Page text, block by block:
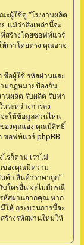
ผู้ใช้ดู “โรงงานผลิต
แม้ว่าสิ่งเหล่านี้จะ
สร้างโดยซอฟท์แวร์
เราโดยตรง คุณอาจ
อผู้ใช้ รหัสผ่านและ
มกฎหมายป้องกัน
านผลิต รับผลิต รับทำ
ระหว่างการลง
ะให้ข้อมูลส่วนไหน
องคุณเอง คุณมีสิทธิ์
ซอฟท์แวร์ phpBB
รก็ตาม เราไม่
ของคุณมีความ
ค้า สินค้าราคาถูก”
บใครอื่น จะไม่มีกรณี
หัสผ่านจากคุณ หาก
ให้ กระบวนการนี้จะ
ร้างรหัสผ่านใหม่ให้